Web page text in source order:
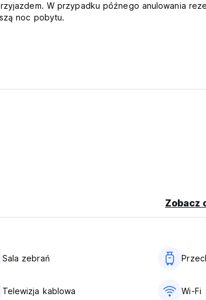
W przypadku późnego anulowania
noc pobytu.
language)
Zobacz
Sala zebrań
Telewizja kablowa Wi-Fi